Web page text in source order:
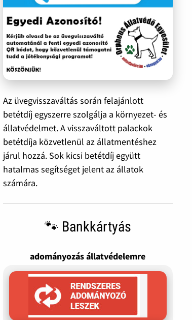
Az üvegvisszaváltás során felajánlott
betétdíj egyszerre szolgálja a környezet- és
állatvédelmet. A visszaváltott palackok
betétdíja közvetlenül az állatmentéshez
járul hozzá. Sok kicsi betétdíj együtt
hatalmas segítséget jelent az állatok
számára.
🐾 Bankkártyás
adományozás állatvédelemre